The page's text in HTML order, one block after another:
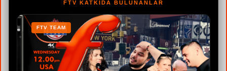
FTV KATKIDA BULUNANLAR
FTV TEAM